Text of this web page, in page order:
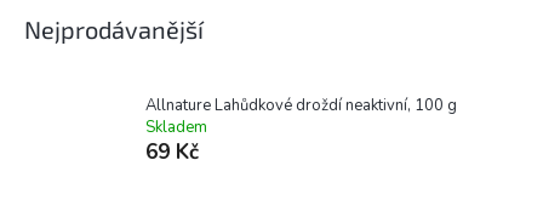
Nejprodávanější
Allnature Lahůdkové droždí neaktivní, 100 g
Skladem
69 Kč